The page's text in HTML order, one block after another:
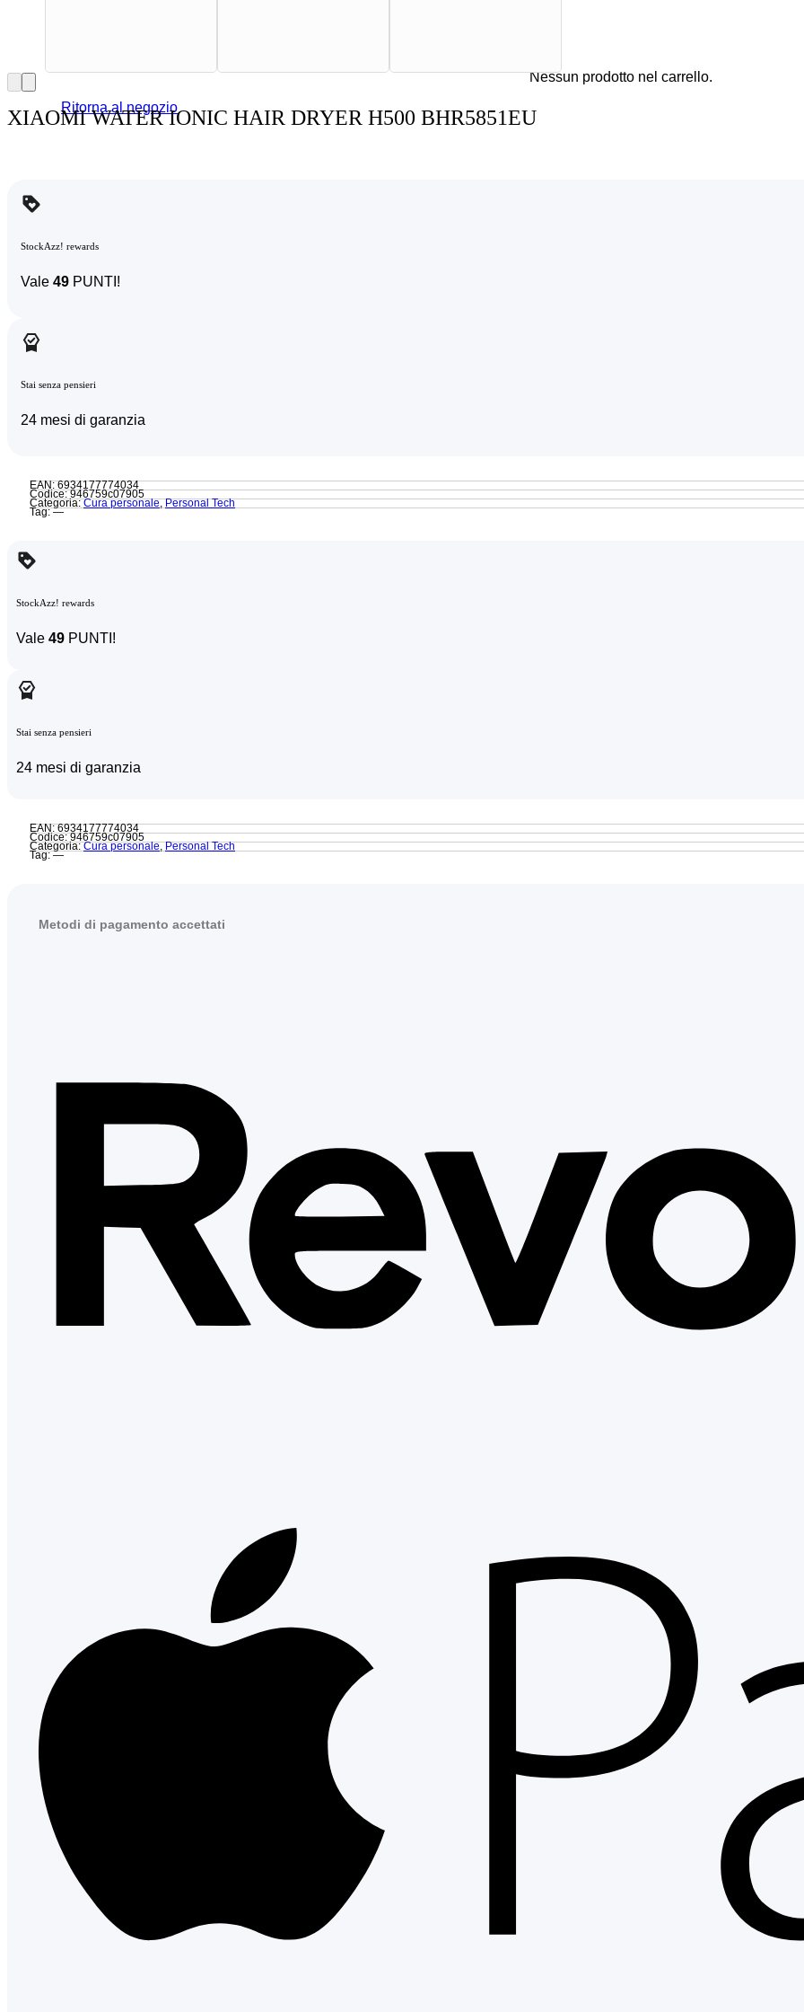
Nessun prodotto nel carrello.
Ritorna al negozio
XIAOMI WATER IONIC HAIR DRYER H500 BHR5851EU
StockAzz! rewards
Vale 49 PUNTI!
Stai senza pensieri
24 mesi di garanzia
EAN: 6934177774034
Codice: 946759c07905
Categoria:Cura personale,Personal Tech
Tag: —
StockAzz! rewards
Vale 49 PUNTI!
Stai senza pensieri
24 mesi di garanzia
EAN: 6934177774034
Codice: 946759c07905
Categoria:Cura personale,Personal Tech
Tag: —
Metodi di pagamento accettati